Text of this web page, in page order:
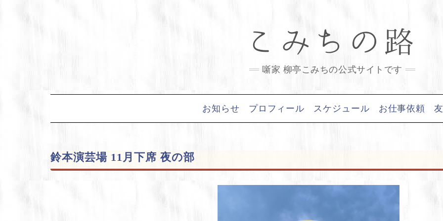
こみちの路
噺家 柳亭こみちの公式サイトです
お知らせ プロフィール スケジュール お仕事依頼
鈴本演芸場 11月下席 夜の部